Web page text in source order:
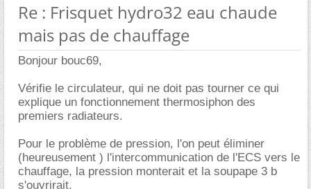
Re : Frisquet hydro32 eau chaude
mais pas de chauffage
Bonjour bouc69,
Vérifie le circulateur, qui ne doit pas tourner ce qui
explique un fonctionnement thermosiphon des
premiers radiateurs.
Pour le problème de pression, l'on peut éliminer
(heureusement ) l'intercommunication de l'ECS vers le
chauffage, la pression monterait et la soupape 3 b
s'ouvrirait.